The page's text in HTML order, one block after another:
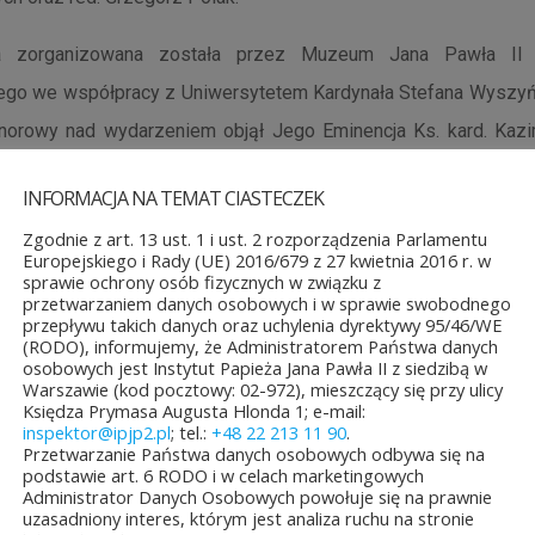
zorganizowana została przez Muzeum Jana Pawła
we współpracy z Uniwersytetem Kardynała Stefana
nad wydarzeniem objął Jego Eminencja Ks. kard.
Warszawski i Minister Spraw Zagranicznych
uczestniczyli m.in. marszałek Senatu Bogdan
wśród uczestników znalazła się również
Pawła II.
AKTUALNOŚCI
INFORMACJA NA TEMAT CIASTECZEK
Zgodnie z art. 13 ust. 1 i ust. 2 rozporządzenia Parlamentu
Europejskiego i Rady (UE) 2016/679 z 27 kwietnia 2016 r. w
sprawie ochrony osób fizycznych w związku z
przetwarzaniem danych osobowych i w sprawie swobodnego
przepływu takich danych oraz uchylenia dyrektywy 95/46/WE
(RODO), informujemy, że Administratorem Państwa danych
osobowych jest Instytut Papieża Jana Pawła II z siedzibą w
Warszawie (kod pocztowy: 02-972), mieszczący się przy ulicy
Księdza Prymasa Augusta Hlonda 1; e-mail:
inspektor@ipjp2.pl; tel.: +48 22 213 11 90.
Przetwarzanie Państwa danych osobowych odbywa się na
podstawie art. 6 RODO i w celach marketingowych
Administrator Danych Osobowych powołuje się na prawnie
uzasadniony interes, którym jest analiza ruchu na stronie